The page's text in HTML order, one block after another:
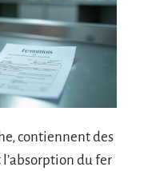
contiennent des
du fer